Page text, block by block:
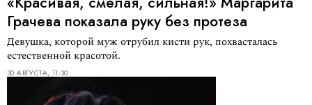
Грачева показала руку без протеза
Девушка, которой муж отрубил кисти рук, похвасталась
естественной красотой.
30 АВГУСТА, 11:30